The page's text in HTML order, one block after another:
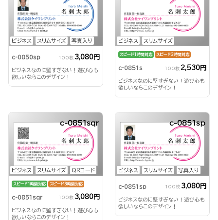
ビジネス スリムサイズ 写真入り
c-0850sp 100枚 3,080円
ビジネスなのに堅すぎない！遊び心も
欲しいならこのデザイン！
ビジネス スリムサイズ
スピード1時間対応 スピード3時間対応
c-0851s 100枚 2,530円
ビジネスなのに堅すぎない！遊び心も
欲しいならこのデザイン！
ビジネス スリムサイズ QRコード
c-0851sqr
スピード1時間対応 スピード3時間対応
c-0851sqr 100枚 3,080円
ビジネスなのに堅すぎない！遊び心も
欲しいならこのデザイン！
ビジネス スリムサイズ 写真入り
c-0851sp
c-0851sp 100枚 3,080円
ビジネスなのに堅すぎない！遊び心も
欲しいならこのデザイン！